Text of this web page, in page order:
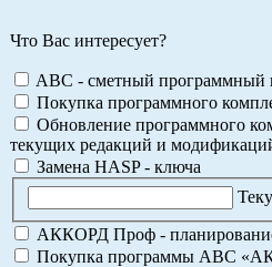
Что Вас интересует?
ABC - сметный программный
Покупка программного
Обновление программного
текущих редакций и
Замена HASP - ключа
АККОРД Проф - планирование
Покупка программы АВС